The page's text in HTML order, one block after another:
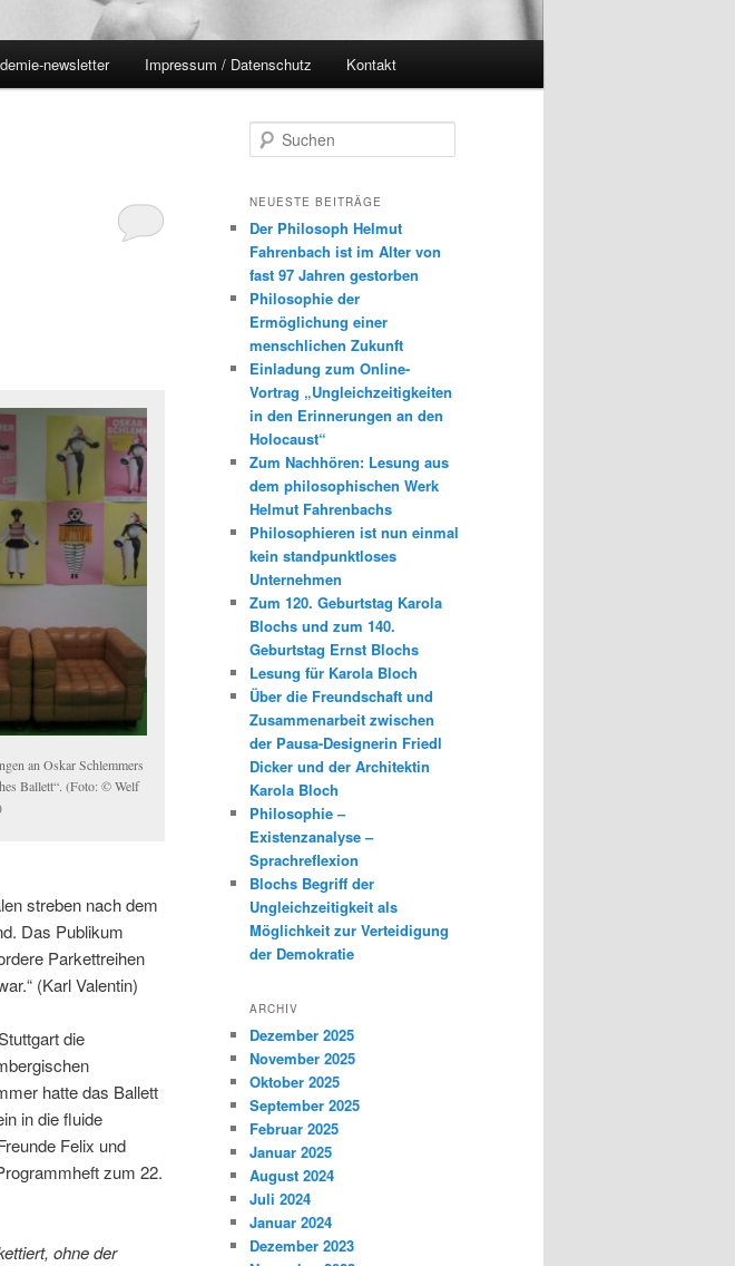
newsletter Impressum / Datenschutz Kontakt
an Oskar Schlemmers
Ballett“. (Foto: © Welf
streben nach dem
Das Publikum
Parkettreihen
(Karl Valentin)
die
hatte das Ballett
in die fluide
Felix und
zum 22.
ohne der
u
h
n
NEUESTE BEITRÄGE
Der Philosoph Helmut
Fahrenbach ist im Alter von
fast 97 Jahren gestorben
Philosophie der
Ermöglichung einer
menschlichen Zukunft
Einladung zum Online-
Vortrag „Ungleichzeitigkeiten
in den Erinnerungen an den
Holocaust“
Zum Nachhören: Lesung aus
dem philosophischen Werk
Helmut Fahrenbachs
Philosophieren ist nun einmal
kein standpunktloses
Unternehmen
Zum 120. Geburtstag Karola
Blochs und zum 140.
Geburtstag Ernst Blochs
Lesung für Karola Bloch
Über die Freundschaft und
Zusammenarbeit zwischen
der Pausa-Designerin Friedl
Dicker und der Architektin
Karola Bloch
Philosophie –
Existenzanalyse –
Sprachreflexion
Blochs Begriff der
Ungleichzeitigkeit als
Möglichkeit zur Verteidigung
der Demokratie
ARCHIV
Dezember 2025
November 2025
Oktober 2025
September 2025
Februar 2025
Januar 2025
August 2024
Juli 2024
Januar 2024
Dezember 2023